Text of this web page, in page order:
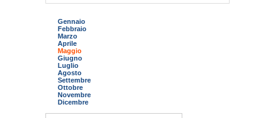
Gennaio
Febbraio
Marzo
Aprile
Maggio
Giugno
Luglio
Agosto
Settembre
Ottobre
Novembre
Dicembre